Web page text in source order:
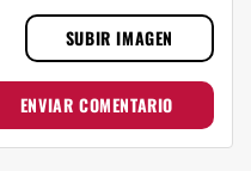
SUBIR IMAGEN
ENVIAR COMENTARIO